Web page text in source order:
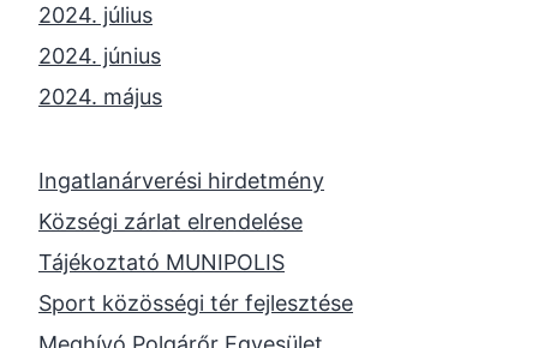
2024. július
2024. június
2024. május
2023. november
2023. október
2023. szeptember
2023. június
2023. február
Ingatlanárverési hirdetmény
Községi zárlat elrendelése
Tájékoztató MUNIPOLIS
Sport közösségi tér fejlesztése